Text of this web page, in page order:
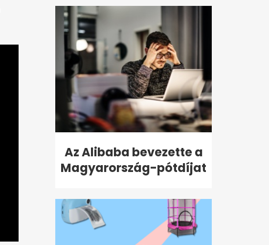
Az Alibaba bevezette a
Magyarország-pótdíjat